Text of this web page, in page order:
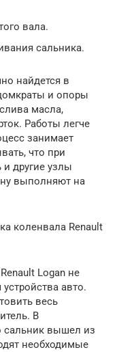
вала.
сальника.
найдется в
и опоры
масла,
Работы легче
занимает
что при
и другие узлы
выполняют на
коленвала Renault
Logan не
авто.
весь
В
сальник вышел из
необходимые